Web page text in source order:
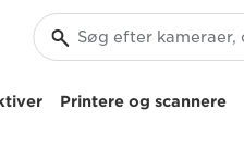
Printere og scannere